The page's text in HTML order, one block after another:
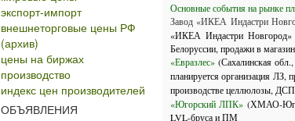
экспорт-импорт
внешнеторговые цены РФ
(архив)
цены на биржах
производство
индекс цен производителей
ОБЪЯВЛЕНИЯ
Основные события на рынке
Завод «ИКЕА Индастри
«ИКЕА Индастри Новгород»
Белоруссии, продажи в
«Евразлес» (Сахалинская
планируется организация ЛЗ,
производстве целлюлозы,
«Югорский ЛПК»(ХМАО-
LVL-бруса и ПМ